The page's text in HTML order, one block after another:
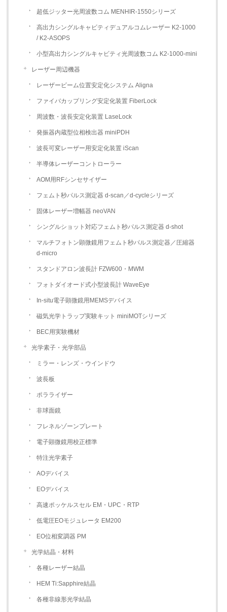
超低ジッター光周波数コム MENHIR-1550シリーズ
高出力シングルキャビティデュアルコムレーザー K2-1000
/ K2-ASOPS
小型高出力シングルキャビティ光周波数コム K2-1000-mini
レーザー周辺機器
レーザービーム位置安定化システム Aligna
ファイバカップリング安定化装置 FiberLock
周波数・波長安定化装置 LaseLock
発振器内蔵型位相検出器 miniPDH
波長可変レーザー用安定化装置 iScan
半導体レーザーコントローラー
AOM用RFシンセサイザー
フェムト秒パルス測定器 d-scan／d-cycleシリーズ
固体レーザー増幅器 neoVAN
シングルショット対応フェムト秒パルス測定器 d-shot
マルチフォトン顕微鏡用フェムト秒パルス測定器／圧縮器
d-micro
スタンドアロン波長計 FZW600・MWM
フォトダイオード式小型波長計 WaveEye
In-situ電子顕微鏡用MEMSデバイス
磁気光学トラップ実験キット miniMOTシリーズ
BEC用実験機材
光学素子・光学部品
ミラー・レンズ・ウインドウ
波長板
ポラライザー
非球面鏡
フレネルゾーンプレート
電子顕微鏡用校正標準
特注光学素子
AOデバイス
EOデバイス
高速ポッケルスセル EM・UPC・RTP
低電圧EOモジュレータ EM200
EO位相変調器 PM
光学結晶・材料
各種レーザー結晶
HEM Ti:Sapphire結晶
各種非線形光学結晶